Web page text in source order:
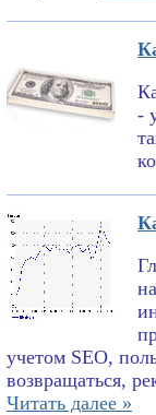
-
учетом SEO,
возвращаться,
Читать далее »